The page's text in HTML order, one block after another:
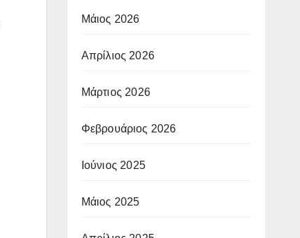
Μάιος 2026
Απρίλιος 2026
Μάρτιος 2026
Φεβρουάριος 2026
Ιούνιος 2025
Μάιος 2025